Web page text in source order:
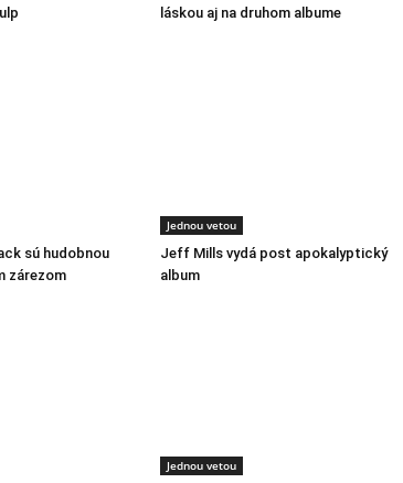
láskou aj na druhom albume
sú hudobnou
zárezom
Jednou vetou
Jeff Mills vydá post apokalyptický
album
Jednou vetou